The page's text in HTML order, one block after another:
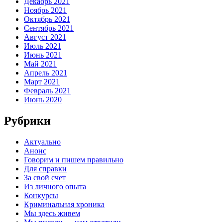
Ноябрь 2021
Октябрь 2021
Сентябрь 2021
Август 2021
Июль 2021
Июнь 2021
Май 2021
Апрель 2021
Март 2021
Февраль 2021
Июнь 2020
Рубрики
Актуально
Анонс
Говорим и пишем правильно
Для справки
За свой счет
Из личного опыта
Конкурсы
Криминальная хроника
Мы здесь живем